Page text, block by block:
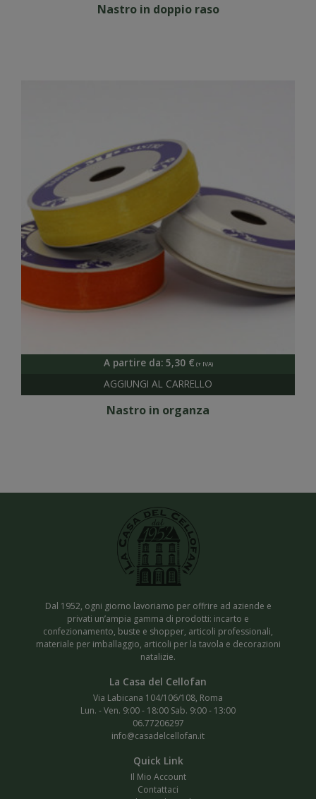
Nastro in doppio raso
A partire da: 5,30 €
Nastro in organza
Dal 1952, ogni giorno lavoriamo per offrire ad aziende e
privati un’ampia gamma di prodotti: incarto e
confezionamento, buste e shopper, articoli professionali,
materiale per imballaggio, articoli per la tavola e decorazioni
natalizie.
Via Labicana 104/106/108, Roma
Lun. - Ven. 9:00 - 18:00 Sab. 9:00 - 13:00
06.77206297
info@casadelcellofan.it
Il Mio Account
Contattaci